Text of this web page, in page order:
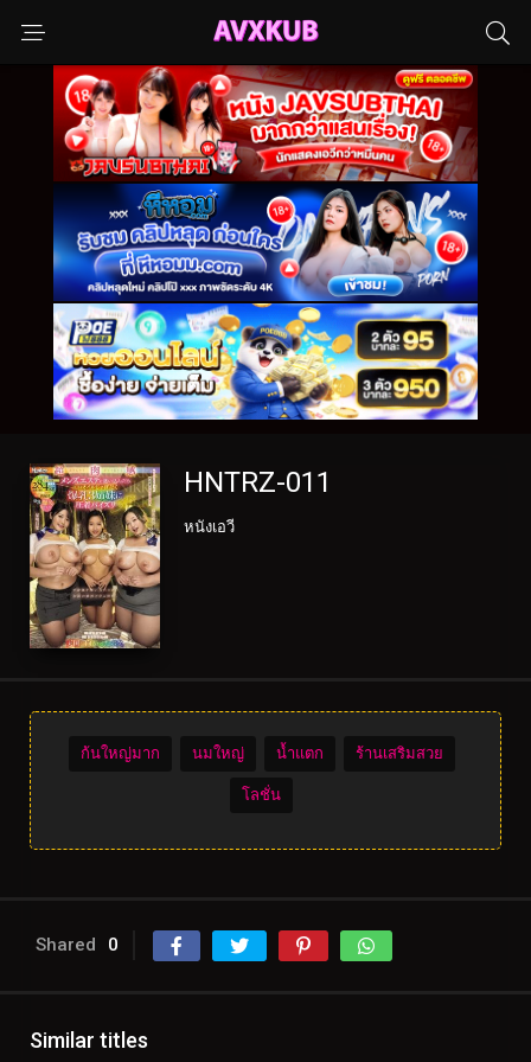
HNTRZ-011
หนังเอวี
ก้นใหญ่มาก นมใหญ่ น้ำแตก ร้านเสริมสวย
โลชั่น
Shared 0
Similar titles